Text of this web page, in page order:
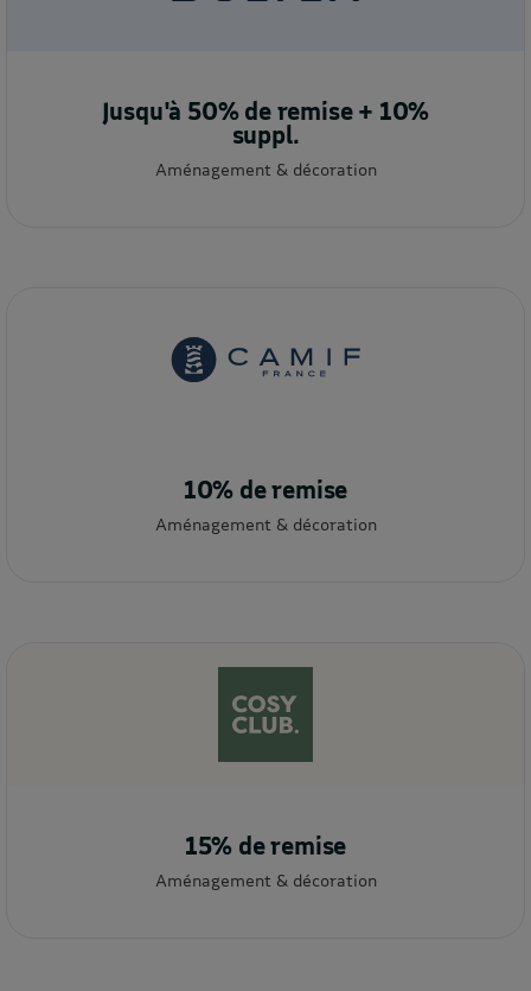
Jusqu'à 50% de remise + 10%
suppl.
Aménagement & décoration
10% de remise
Aménagement & décoration
15% de remise
Aménagement & décoration